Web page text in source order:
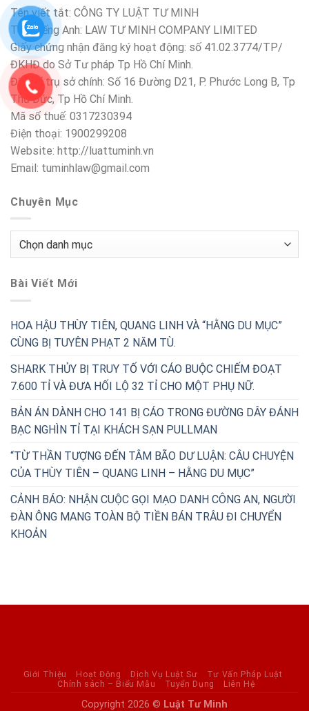
Tên viết tắt: CÔNG TY LUẬT TƯ MINH
Tên Tiếng Anh: LAW TƯ MINH COMPANY LIMITED
Giấy chứng nhận đăng ký hoạt động: số 41.02.3774/TP/
ĐKHĐ do Sở Tư pháp Tp Hồ Chí Minh.
Địa chỉ trụ sở chính: Số 16 Đường D21, P. Phước Long B, Tp
Thủ Đức, Tp Hồ Chí Minh.
Mã số thuế: 0317230394
Điện thoại: 1900299208
Website: http://luattuminh.vn
Email: tuminhlaw@gmail.com
Chuyên Mục
Chuyên
Bài Viết Mới
HOA HẬU THÙY TIÊN, QUANG LINH VÀ “HẰNG DU MỤC”
CÙNG BỊ TUYÊN PHẠT 2 NĂM TÙ.
SHARK THỦY BỊ TRUY TỐ VỚI CÁO BUỘC CHIẾM ĐOẠT
7.600 TỈ VÀ ĐƯA HỐI LỘ 32 TỈ CHO MỘT PHỤ NỮ.
BẢN ÁN DÀNH CHO 141 BỊ CÁO TRONG ĐƯỜNG DÂY ĐÁNH
BẠC NGHÌN TỈ TẠI KHÁCH SẠN PULLMAN
“TỪ THẦN TƯỢNG ĐẾN TÂM BÃO DƯ LUẬN: CÂU CHUYỆN
CỦA THÙY TIÊN – QUANG LINH – HẰNG DU MỤC”
CẢNH BÁO: NHẬN CUỘC GỌI MẠO DANH CÔNG AN, NGƯỜI
ĐÀN ÔNG MANG TOÀN BỘ TIỀN BÁN TRÂU ĐI CHUYỂN
KHOẢN
Giới Thiệu Hoạt Động Dịch Vụ Luật Sư
Tư Vấn Pháp Luật
Chính sách – Biểu Mẫu
Tuyển Dụng Liên Hệ
Copyright 2026 © Luật Tư Minh